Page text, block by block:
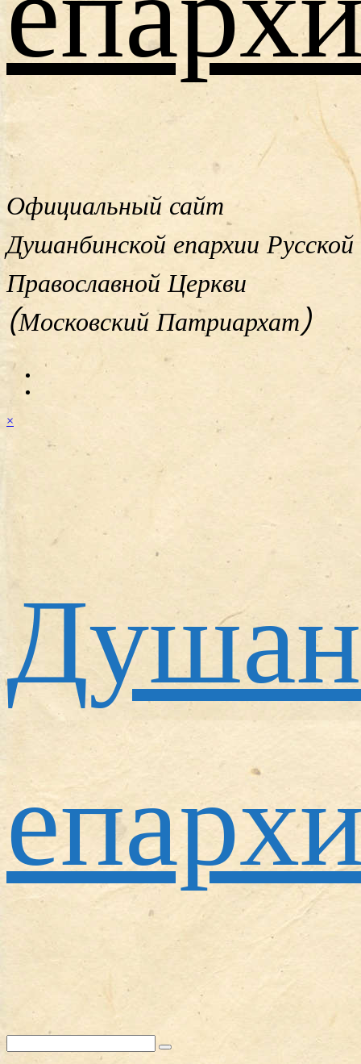
Официальный сайт
Душанбинской епархии Русской
Православной Церкви
(Московский Патриархат)
×